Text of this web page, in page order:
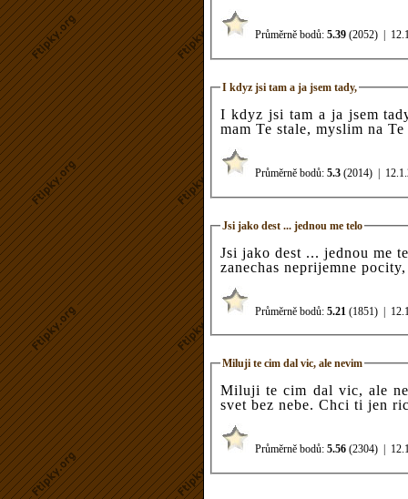
Průměrně bodů: 5.39 (2052)
I kdyz jsi tam a ja jsem tady,
I kdyz jsi tam a ja jsem
mam Te stale, myslim na Te
Průměrně bodů: 5.3 (2014)
Jsi jako dest ... jednou me telo
Jsi jako dest ... jednou me
zanechas neprijemne
Průměrně bodů: 5.21 (1851) |
Miluji te cim dal vic, ale nevim
Miluji te cim dal vic, ale
svet bez nebe. Chci ti jen
Průměrně bodů: 5.56 (2304)